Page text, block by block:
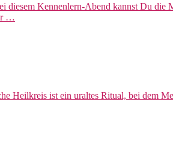
Kennenlern-Abend kannst Du
…
Heilkreis ist ein uraltes Ritual, bei dem